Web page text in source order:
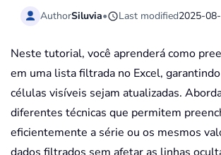
AuthorSiluvia• Last modified2025-
Neste tutorial, você aprenderá como
em uma lista filtrada no Excel,
células visíveis sejam atualizadas.
diferentes técnicas que permitem
eficientemente a série ou os mesmos